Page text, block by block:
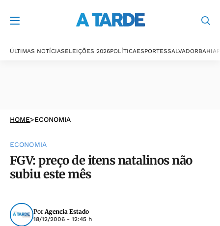
ÚLTIMAS NOTÍCIASELEIÇÕES 2026POLÍTICAESPORTESSALVADORBAHIA
HOME>ECONOMIA
ECONOMIA
FGV: preço de itens natalinos não
subiu este mês
PorAgencia Estado
18/12/2006 - 12:45 h